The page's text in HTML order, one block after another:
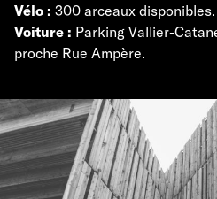
Vélo : 300 arceaux disponibles.
Voiture : Parking Vallier-
proche Rue Ampère.